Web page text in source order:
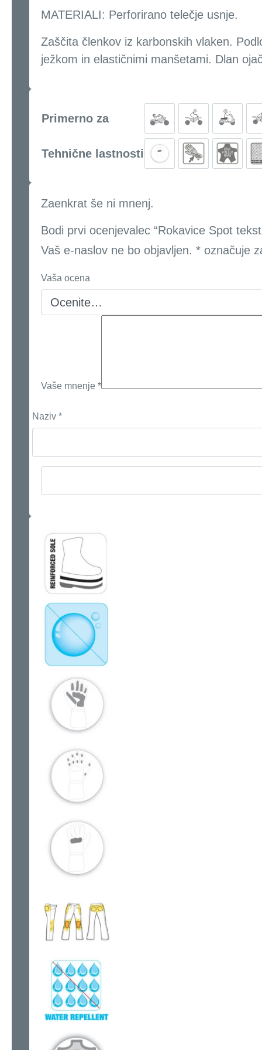
MATERIALI: Perforirano telečje usnje.
Zaščita členkov iz karbonskih vlaken.
ježkom in elastičnimi manšetami. Dlan
Primerno za
Tehnične lastnosti
Zaenkrat še ni mnenj.
Bodi prvi ocenjevalec “Rokavice Spot
Vaš e-naslov ne bo objavljen. * označuje
Vaša ocena
Vaše mnenje *
Naziv *